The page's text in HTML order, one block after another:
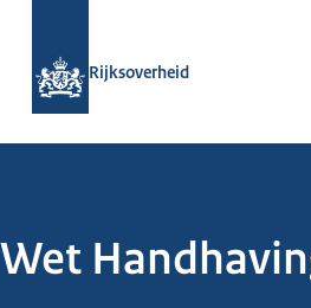
Rijksoverheid